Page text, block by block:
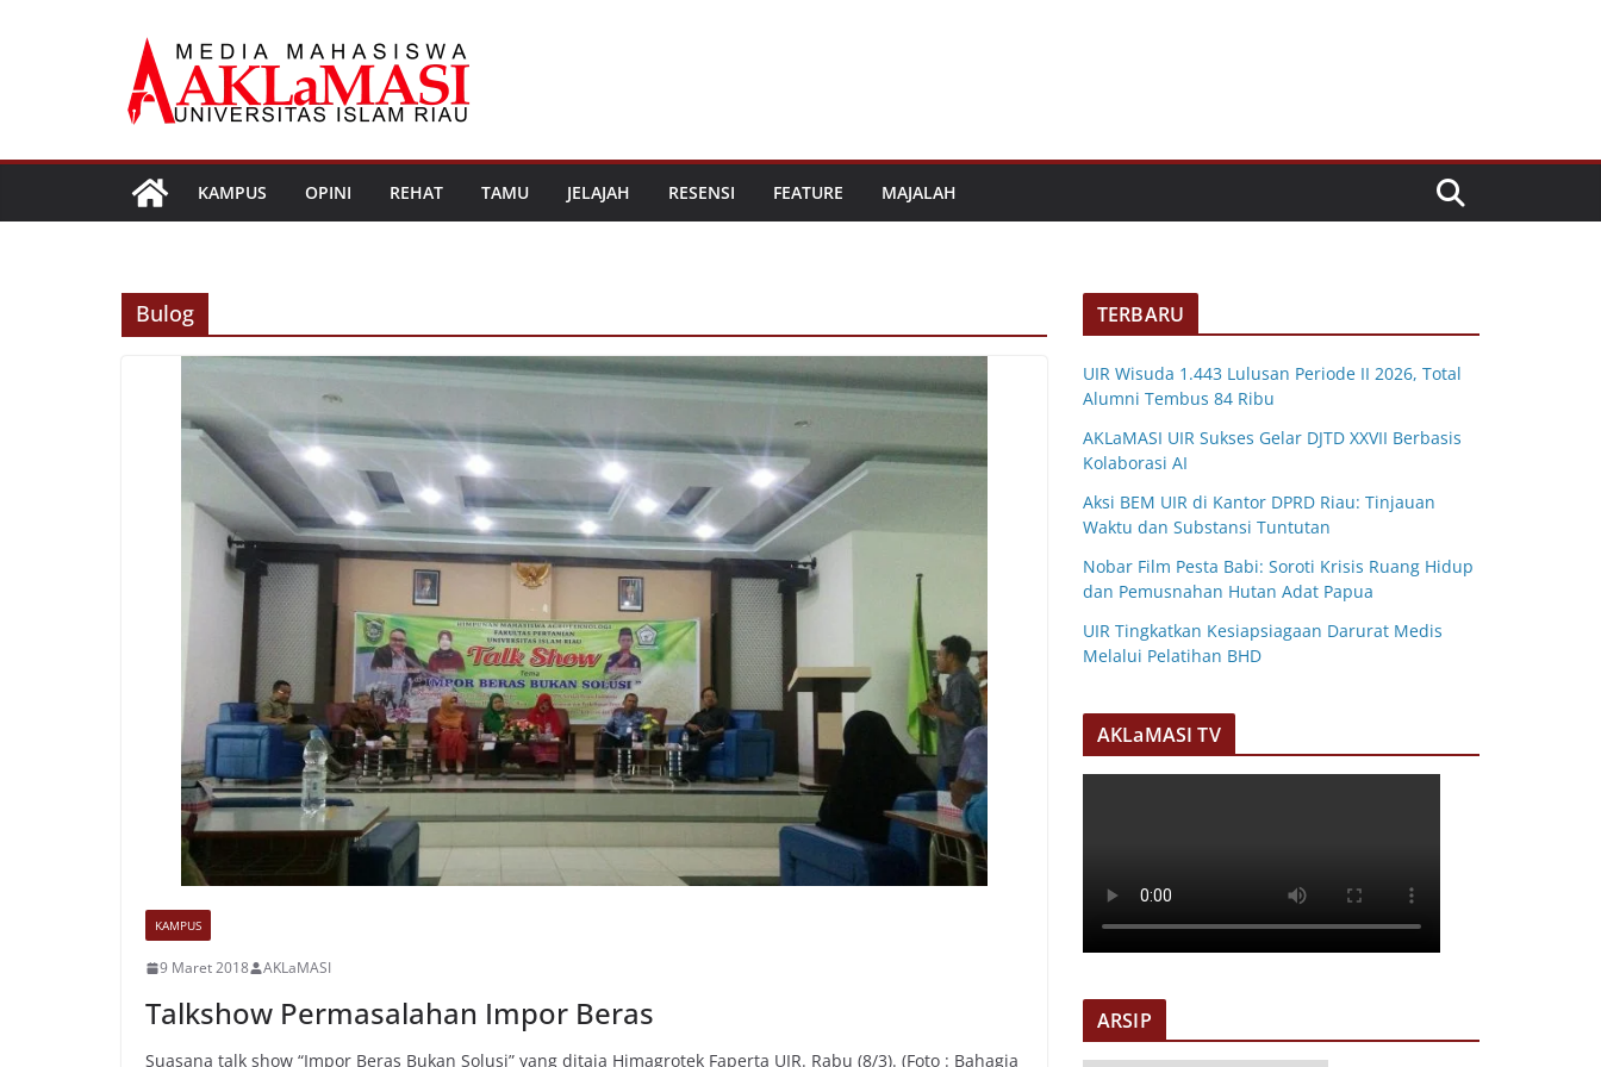
KAMPUS OPINI REHAT TAMU JELAJAH RESENSI FEATURE MAJALAH
Bulog
KAMPUS
9 Maret 2018 AKLaMASI
Talkshow Permasalahan Impor Beras
Suasana talk show “Impor Beras Bukan Solusi” yang ditaja Himagrotek Faperta UIR. Rabu (8/3). (Foto : Bahagia
TERBARU
UIR Wisuda 1.443 Lulusan Periode II 2026, Total
Alumni Tembus 84 Ribu
AKLaMASI UIR Sukses Gelar DJTD XXVII Berbasis
Kolaborasi AI
Aksi BEM UIR di Kantor DPRD Riau: Tinjauan
Waktu dan Substansi Tuntutan
Nobar Film Pesta Babi: Soroti Krisis Ruang Hidup
dan Pemusnahan Hutan Adat Papua
UIR Tingkatkan Kesiapsiagaan Darurat Medis
Melalui Pelatihan BHD
AKLaMASI TV
ARSIP